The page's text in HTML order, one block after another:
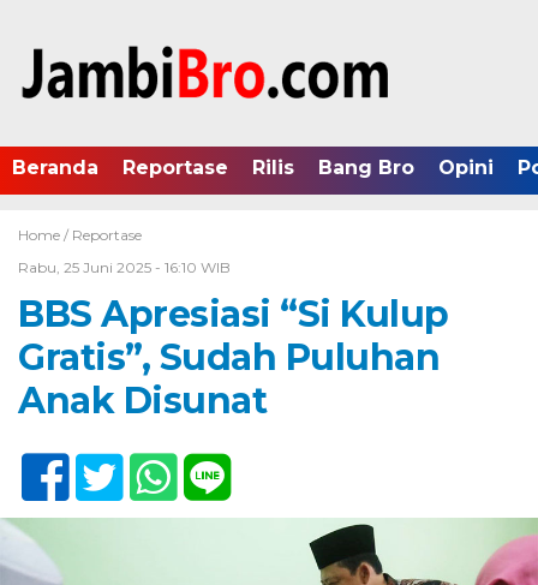
Beranda Reportase Rilis Bang Bro Opini
Home / Reportase
Rabu, 25 Juni 2025 - 16:10 WIB
BBS Apresiasi “Si Kulup
Gratis”, Sudah Puluhan
Anak Disunat